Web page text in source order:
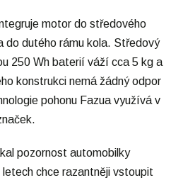
motor do středového
do dutého rámu kola. Středový
250 Wh baterií váží cca 5 kg a
konstrukci nemá žádný odpor
pohonu Fazua využívá v
pozornost automobilky
chce razantněji vstoupit